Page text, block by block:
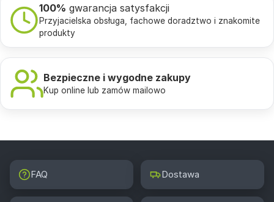
100% gwarancja satysfakcji
Przyjacielska obsługa, fachowe doradztwo i znakomite
produkty
Bezpieczne i wygodne zakupy
Kup online lub zamów mailowo
FAQ Dostawa